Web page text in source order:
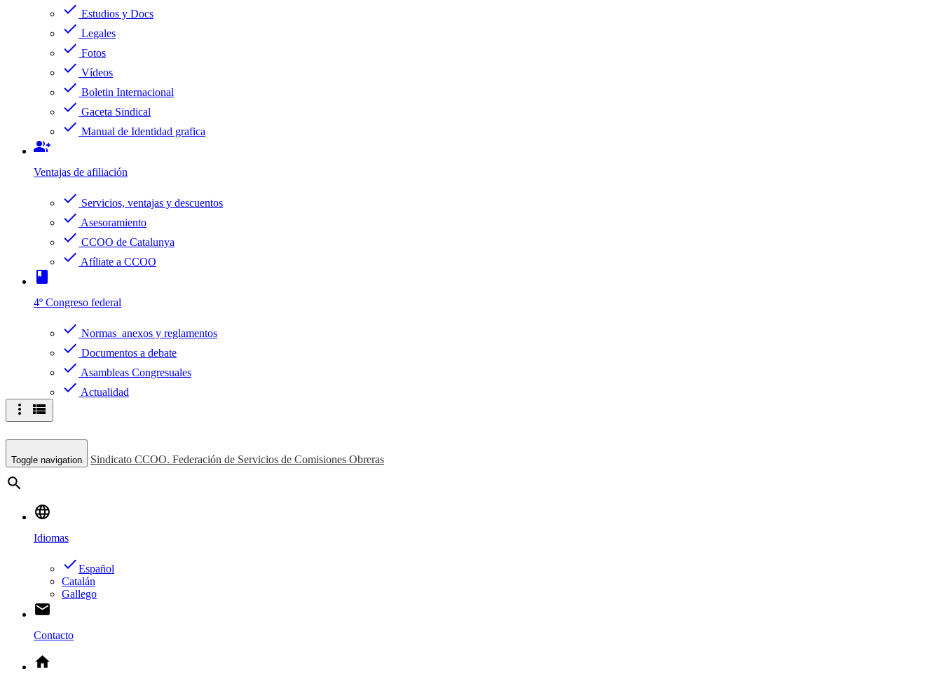
check Estudios y Docs
check Legales
check Fotos
check Vídeos
check Boletin Internacional
check Gaceta Sindical
check Manual de Identidad grafica
group_add
Ventajas de afiliación
check Servicios, ventajas y descuentos
check Asesoramiento
check CCOO de Catalunya
check Afíliate a CCOO
book
4º Congreso federal
check Normas anexos y reglamentos
check Documentos a debate
check Asambleas Congresuales
check Actualidad
more_vert view_list
Toggle navigation Sindicato CCOO. Federación de Servicios de Comisiones Obreras
search
language
Idiomas
doneEspañol
Catalán
Gallego
email
Contacto
home